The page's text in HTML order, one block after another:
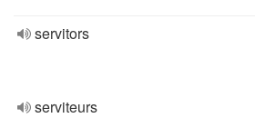
servitors
serviteurs